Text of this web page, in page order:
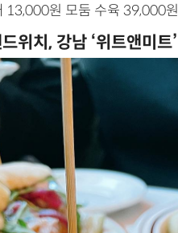
13,000원 모둠 수육 39,000원
위치, 강남 ‘위트앤미트’